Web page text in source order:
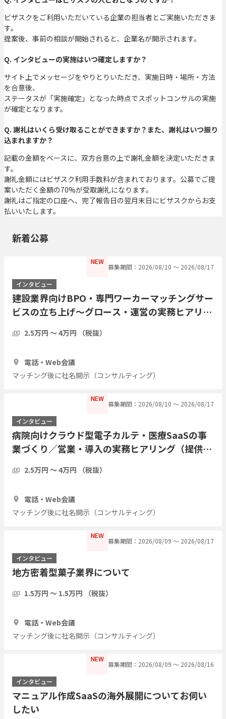
ビザスクをご利用いただいている企業の担当者とご実施いただきま
す。
提案後、事前の相談が開始されると、企業名が開示されます。
Q. インタビューの実施はいつ確定しますか？
サイト上でメッセージをやりとりいただき、実施日時・場所・方法
を合意後、
ステータスが「実施確定」となった時点でスポットコンサルの実施
が確定となります。
Q. 謝礼はいくら受け取ることができますか？また、謝礼はいつ振り
込まれますか？
記載の金額をベースに、双方合意の上で謝礼金額を決定いただきま
す。
謝礼金額にはビザスク利用手数料が含まれております。公募でご提
案いただく金額の70%が受取謝礼になります。
謝礼はご指定の口座へ、完了報告日の翌月末日にビザスクからお支
払いいたします。
新着公募
NEW
募集期間：2026/08/10 〜 2026/08/17
インタビュー
建設業界向けBPO・専門ワーカーマッチングサー
ビスの立ち上げ〜グロース・運営の実務ヒアリン
ず）2.5万円 〜 4万円 （税抜）
電話・Web会議
マッチング後に社名開示（コンサルティング）
NEW
募集期間：2026/08/10 〜 2026/08/17
インタビュー
病院向けクラウド型電子カルテ・医療SaaSの事
業づくり／営業・導入の実務ヒアリング（提供・
2.5万円 〜 4万円 （税抜）
電話・Web会議
マッチング後に社名開示（コンサルティング）
NEW
募集期間：2026/08/09 〜 2026/08/17
インタビュー
地方密着型菓子業界について
1.5万円 〜 1.5万円 （税抜）
電話・Web会議
マッチング後に社名開示（コンサルティング）
NEW
募集期間：2026/08/09 〜 2026/08/16
インタビュー
マニュアル作成SaaSの海外展開についてお伺い
したい